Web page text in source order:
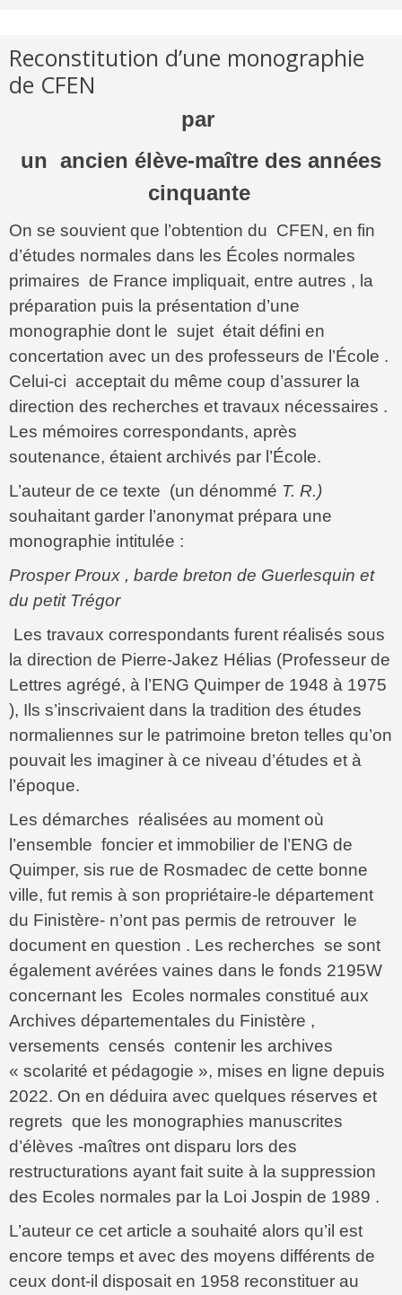
Reconstitution d’une monographie
de CFEN
par
un ancien élève-maître des années
cinquante
On se souvient que l’obtention du CFEN, en fin
d’études normales dans les Écoles normales
primaires de France impliquait, entre autres , la
préparation puis la présentation d’une
monographie dont le sujet était défini en
concertation avec un des professeurs de l’École .
Celui-ci acceptait du même coup d’assurer la
direction des recherches et travaux nécessaires .
Les mémoires correspondants, après
soutenance, étaient archivés par l’École.
L’auteur de ce texte (un dénommé T. R.)
souhaitant garder l’anonymat prépara une
monographie intitulée :
Prosper Proux , barde breton de Guerlesquin et
du petit Trégor
Les travaux correspondants furent réalisés sous
la direction de Pierre-Jakez Hélias (Professeur de
Lettres agrégé, à l’ENG Quimper de 1948 à 1975
), Ils s’inscrivaient dans la tradition des études
normaliennes sur le patrimoine breton telles qu’on
pouvait les imaginer à ce niveau d’études et à
l’époque.
Les démarches réalisées au moment où
l’ensemble foncier et immobilier de l’ENG de
Quimper, sis rue de Rosmadec de cette bonne
ville, fut remis à son propriétaire-le département
du Finistère- n’ont pas permis de retrouver le
document en question . Les recherches se sont
également avérées vaines dans le fonds 2195W
concernant les Ecoles normales constitué aux
Archives départementales du Finistère ,
versements censés contenir les archives
« scolarité et pédagogie », mises en ligne depuis
2022. On en déduira avec quelques réserves et
regrets que les monographies manuscrites
d’élèves -maîtres ont disparu lors des
restructurations ayant fait suite à la suppression
des Ecoles normales par la Loi Jospin de 1989 .
L’auteur ce cet article a souhaité alors qu’il est
encore temps et avec des moyens différents de
ceux dont-il disposait en 1958 reconstituer au